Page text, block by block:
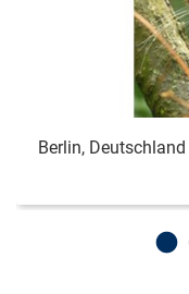
Berlin, Deutschland